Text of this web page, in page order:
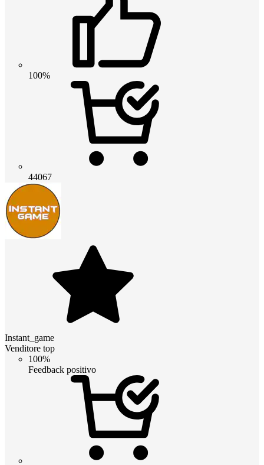
100%
44067
Instant_game
Venditore top
100%
Feedback positivo